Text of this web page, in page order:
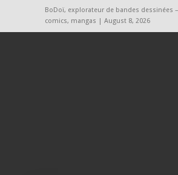
BoDoï, explorateur de bandes dessinées –
comics, mangas | August 8, 2026